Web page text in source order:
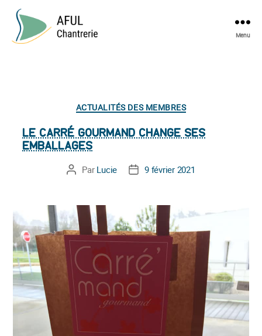
Menu
Catégories
ACTUALITÉS DES MEMBRES
LE CARRÉ GOURMAND CHANGE SES
EMBALLAGES
Auteur
Par Lucie
Date9 février 2021